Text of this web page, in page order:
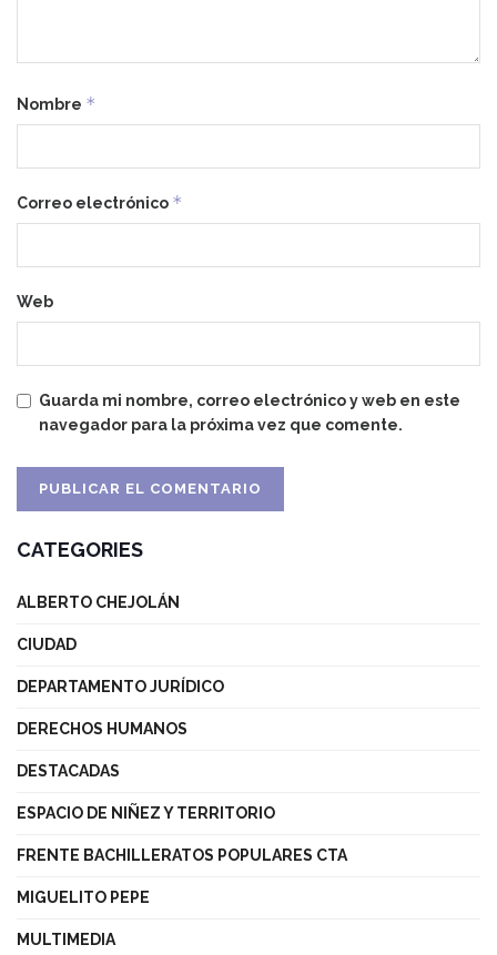
Nombre *
Correo electrónico *
Web
Guarda mi nombre, correo electrónico y web en este
navegador para la próxima vez que comente.
CATEGORIES
ALBERTO CHEJOLÁN
CIUDAD
DEPARTAMENTO JURÍDICO
DERECHOS HUMANOS
DESTACADAS
ESPACIO DE NIÑEZ Y TERRITORIO
FRENTE BACHILLERATOS POPULARES CTA
MIGUELITO PEPE
MULTIMEDIA